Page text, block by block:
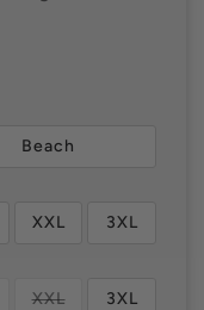
Beach
XXL 3XL
XXLVariante
3XL